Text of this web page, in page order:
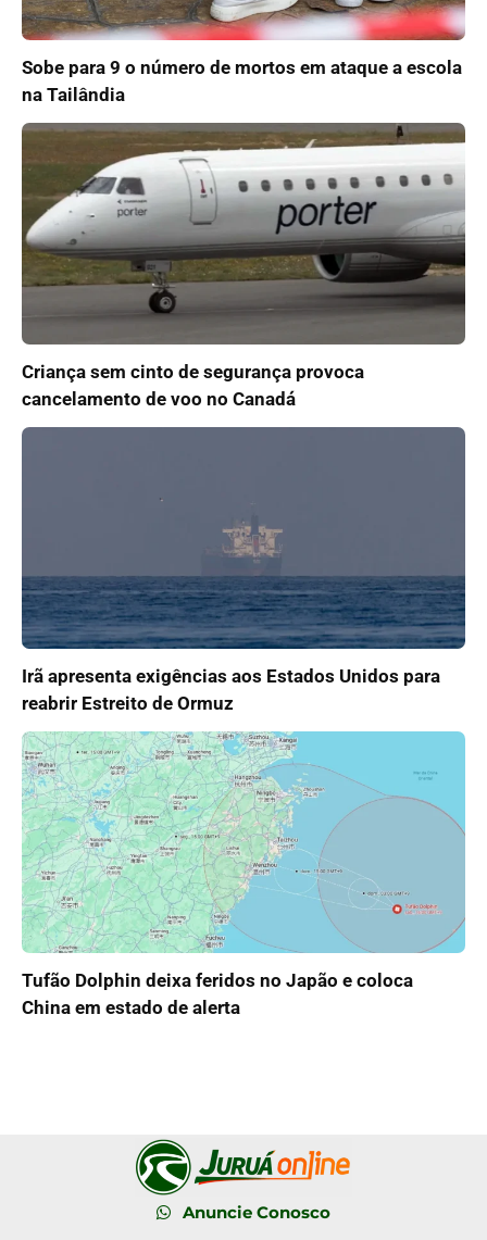
Sobe para 9 o número de mortos em ataque a escola
na Tailândia
Criança sem cinto de segurança provoca
cancelamento de voo no Canadá
Irã apresenta exigências aos Estados Unidos para
reabrir Estreito de Ormuz
Tufão Dolphin deixa feridos no Japão e coloca
China em estado de alerta
Anuncie Conosco